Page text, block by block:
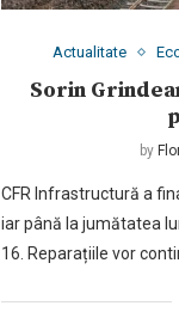
Actualitate
Sorin
by
CFR Infrastructură a
iar până la jumătatea
16. Reparațiile vor